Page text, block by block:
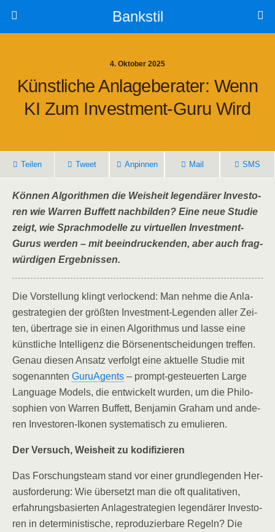
Bankstil
4. Oktober 2025
Künst­li­che Anla­ge­be­ra­ter: Wenn
KI Zum Invest­ment-Guru Wird
Tei­len Tweet Anpin­nen Mail SMS
Kön­nen Algo­rith­men die Weis­heit legen­dä­rer Inves­to­
ren wie War­ren Buf­fett nach­bil­den? Eine neue Stu­die
zeigt, wie Sprach­mo­del­le zu vir­tu­el­len Invest­ment-
Gurus wer­den – mit beein­dru­cken­den, aber auch frag­
wür­di­gen Ergebnissen.
Die Vor­stel­lung klingt ver­lo­ckend: Man neh­me die Anla­
ge­stra­te­gien der größ­ten Invest­ment-Legen­den aller Zei­
ten, über­tra­ge sie in einen Algo­rith­mus und las­se eine
künst­li­che Intel­li­genz die Bör­sen­ent­schei­dun­gen tref­fen.
Genau die­sen Ansatz ver­folgt eine aktu­el­le Stu­die mit
soge­nann­ten Guru­Agents – prompt-gesteu­er­ten Lar­ge
Lan­guage Models, die ent­wi­ckelt wur­den, um die Phi­lo­
so­phien von War­ren Buf­fett, Ben­ja­min Gra­ham und ande­
ren Inves­to­ren-Iko­nen sys­te­ma­tisch zu emulieren.
Der Ver­such, Weis­heit zu kodifizieren
Das For­schungs­team stand vor einer grund­le­gen­den Her­
aus­for­de­rung: Wie über­setzt man die oft qua­li­ta­ti­ven,
erfah­rungs­ba­sier­ten Anla­ge­stra­te­gien legen­dä­rer Inves­to­
ren in deter­mi­nis­ti­sche, repro­du­zier­ba­re Regeln? Die